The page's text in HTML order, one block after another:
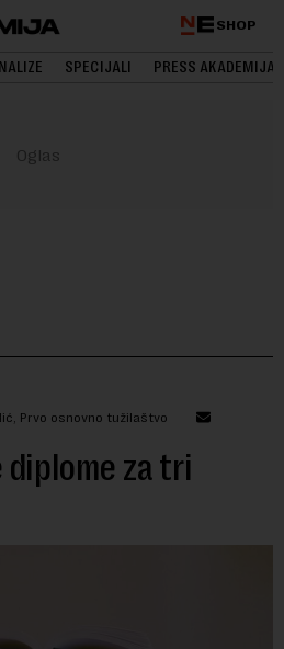
SHOP
SPECIJALI PRESS AKADEMIJA
Prvo osnovno tužilaštvo
za tri